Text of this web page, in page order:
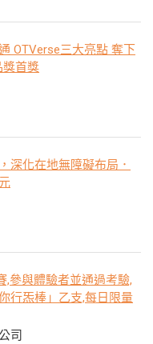
OTVerse三大亮點 奪下
獎首獎
深化在地無障礙布局．
,參與體驗者並通過考驗,
行炁棒」乙支,每日限量
司